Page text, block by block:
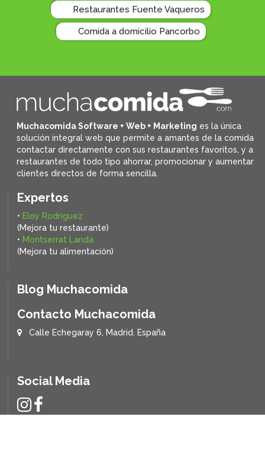
Restaurantes Fuente Vaqueros
Comida a domicilio Pancorbo
Muchacomida Software + Web + Marketing es la única
solución integral web que permite a amantes de la comida
contactar directamente con sus restaurantes favoritos, ya
restaurantes de todo tipo ahorrar, promocionar y aumentar
clientes directos de forma sencilla.
Expertos
• Eloy Rodríguez
(Mejora tu restaurante)
• Montserrat Landa
(Mejora tu alimentación)
Blog Muchacomida
Contacto Muchacomida
Calle Echegaray 6, Madrid. España
Social Media